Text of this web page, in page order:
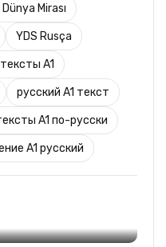
Dünya Mirası
YDS Rusça
A1
русский A1 текст
A1 по-русски
A1 русский
Mesleki Dersler